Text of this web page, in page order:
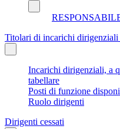
Titolari di incarichi
Incarichi dirigenziali, a
tabellare
Posti di funzione
Ruolo dirigenti
Dirigenti cessati